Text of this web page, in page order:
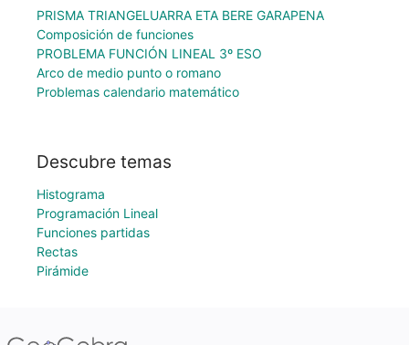
PRISMA TRIANGELUARRA ETA BERE GARAPENA
Composición de funciones
PROBLEMA FUNCIÓN LINEAL 3º ESO
Arco de medio punto o romano
Problemas calendario matemático
Descubre temas
Histograma
Programación Lineal
Funciones partidas
Rectas
Pirámide